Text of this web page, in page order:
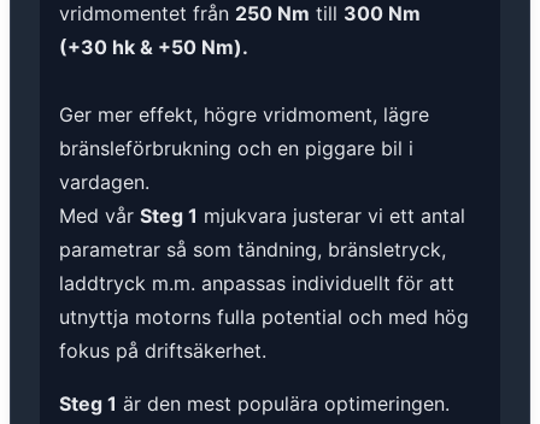
vridmomentet från 250 Nm till 300 Nm
(+30 hk & +50 Nm).
Ger mer effekt, högre vridmoment, lägre
bränsleförbrukning och en piggare bil i
vardagen.
Med vår Steg 1 mjukvara justerar vi ett antal
parametrar så som tändning, bränsletryck,
laddtryck m.m. anpassas individuellt för att
utnyttja motorns fulla potential och med hög
fokus på driftsäkerhet.
Steg 1 är den mest populära optimeringen.